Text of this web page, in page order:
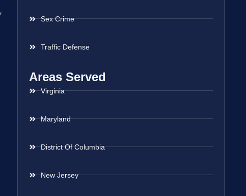
,
Sex Crime
Traffic Defense
Areas Served
Virginia
Maryland
District Of Columbia
New Jersey